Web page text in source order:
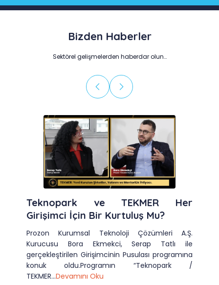
Bizden Haberler
Sektörel gelişmelerden haberdar olun…
Teknopark ve TEKMER Her
Girişimci İçin Bir Kurtuluş Mu?
Prozon Kurumsal Teknoloji Çözümleri A.Ş.
Kurucusu Bora Ekmekci, Serap Tatlı ile
gerçekleştirilen Girişimcinin Pusulası programına
konuk oldu.Programın “Teknopark /
TEKMER...Devamını Oku